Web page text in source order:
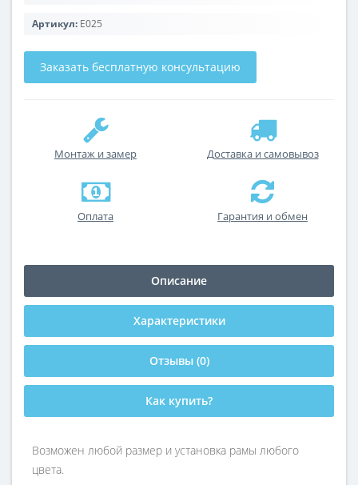
Артикул: E025
Заказать бесплатную консультацию
Монтаж и замер Доставка и самовывоз
Оплата Гарантия и обмен
Описание
Характеристики
Отзывы (0)
Как купить?
Возможен любой размер и установка рамы любого
цвета.